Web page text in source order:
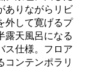
ありながらリビ
外して寛げるプ
露天風呂になる
ス仕様。フロア
コンテンポラリ